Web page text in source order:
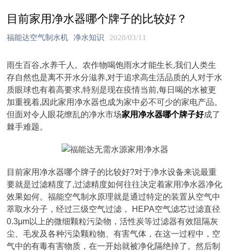
目前家用净水器哪个牌子的比较好？
福能达空气制水机 净水知识 2020/03/11
雨生百谷,水养千人。农作物喝饱雨水才能生长,我们人类生
存自然也是离不开水分滋养,对于追求高生活品质的人对于水
质眼球也有着高要求,特别是现在疫情当前,每日喝的水被更
加重视着,因此家用净水器也成为家中必不可少的家电产品。
但面对令人眼花缭乱的净水市场家用净水器哪个牌子好成了
棘手难题。
目前家用净水器哪个牌子的比较好?对于净水设备来说最重
要就是过滤精度了,过滤精度如何往往决定着家用净水器净化
效果如何。福能空气制水原理就是通过特定的装置从空气中
萃取水分子，经过三级空气过滤， HEPA空气滤芯过滤直径
0.3μm以上的微细颗粒污染物，活性炭等过滤器有效阻隔灰
尘、毛发及各种污染颗粒物、有害气体，在这一过程中，空
气中的有毒有害物质，在一开始就被净化隔绝掉了。然后制